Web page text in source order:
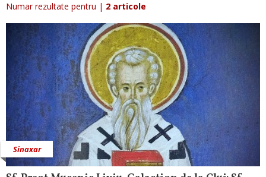
Numar rezultate pentru | 2 articole
Sinaxar